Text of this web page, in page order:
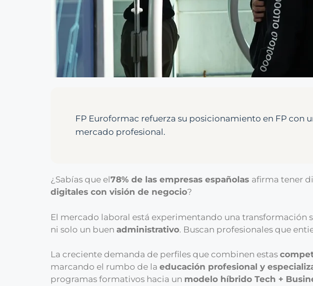
FP Euroformac refuerza su posicionamiento en FP con
mercado profesional.
¿Sabías que el78% de las empresas españolas afirma tener
digitales con visión de negocio?
El mercado laboral está experimentando una transformación
ni solo un buen administrativo. Buscan profesionales que
La creciente demanda de perfiles que combinen estas
marcando el rumbo de la educación profesional y
programas formativos hacia un modelo híbrido Tech +